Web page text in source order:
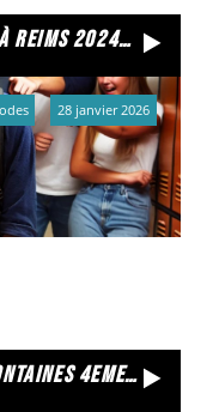
2024/2025
28 janvier 2026
mon image et moi